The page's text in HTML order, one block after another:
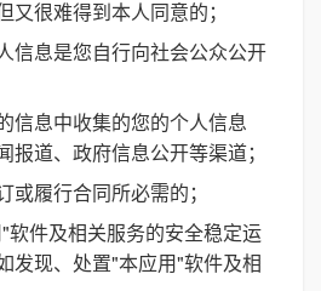
又很难得到本人同意的；
信息是您自行向社会公众公开
信息中收集的您的个人信息
报道、政府信息公开等渠道；
或履行合同所必需的；
软件及相关服务的安全稳定运
发现、处置"本应用"软件及相